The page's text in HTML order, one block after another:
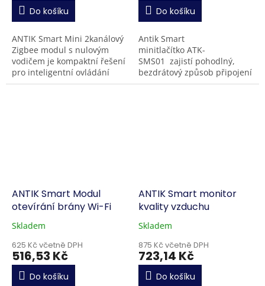
Do košíku
ANTIK Smart Mini 2kanálový
Zigbee modul s nulovým
vodičem je kompaktní řešení
pro inteligentní ovládání
světel bez nutnosti zásahu
Do košíku
Antik Smart
minitlačítko ATK-
SMS01 zajistí pohodlný,
bezdrátový způsob připojení
k vašim spotřebičům nebo
ANTIK Smart Modul
otevírání brány Wi-Fi
Skladem
625 Kč včetně DPH
516,53 Kč
Do košíku
ANTIK Smart monitor
kvality vzduchu
Skladem
875 Kč včetně DPH
723,14 Kč
Do košíku